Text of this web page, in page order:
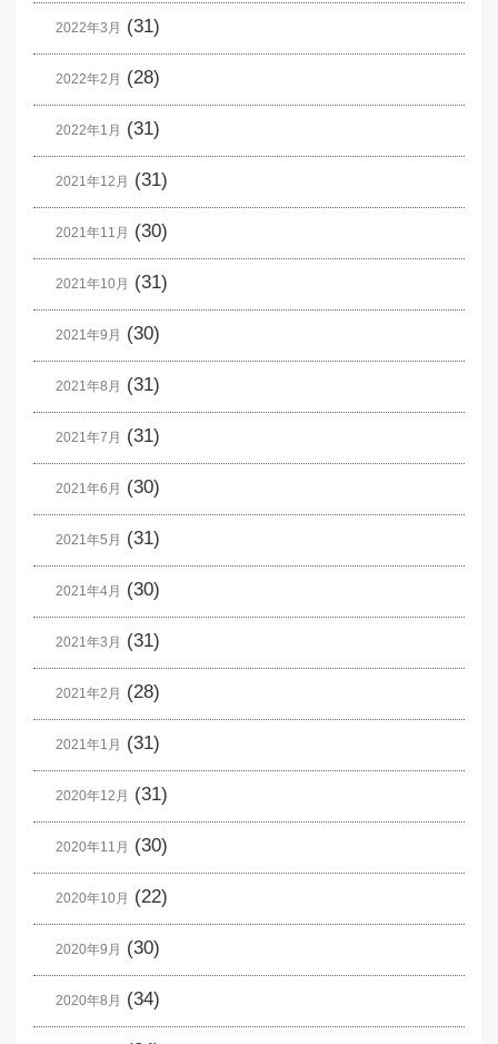
2022年3月 (31)
2022年2月 (28)
2022年1月 (31)
2021年12月 (31)
2021年11月 (30)
2021年10月 (31)
2021年9月 (30)
2021年8月 (31)
2021年7月 (31)
2021年6月 (30)
2021年5月 (31)
2021年4月 (30)
2021年3月 (31)
2021年2月 (28)
2021年1月 (31)
2020年12月 (31)
2020年11月 (30)
2020年10月 (22)
2020年9月 (30)
2020年8月 (34)